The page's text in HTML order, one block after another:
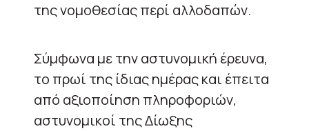
της νομοθεσίας περί αλλοδαπών.
Σύμφωνα με την αστυνομική έρευνα,
το πρωί της ίδιας ημέρας και έπειτα
από αξιοποίηση πληροφοριών,
αστυνομικοί της Δίωξης